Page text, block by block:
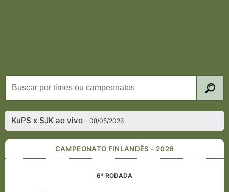
KuPS x SJK ao vivo- 08/05/2026
CAMPEONATO FINLANDÊS - 2026
6ª RODADA